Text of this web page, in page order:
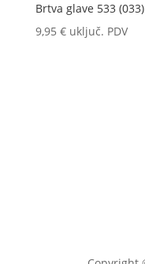
Brtva glave 533
9,95 € uključ. PDV